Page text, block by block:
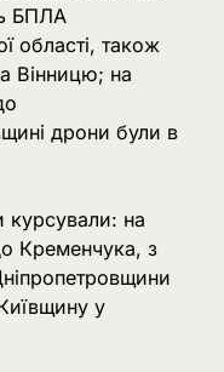
БПЛА
області, також
Вінницю; на
дрони були в
на
Кременчука, з
у